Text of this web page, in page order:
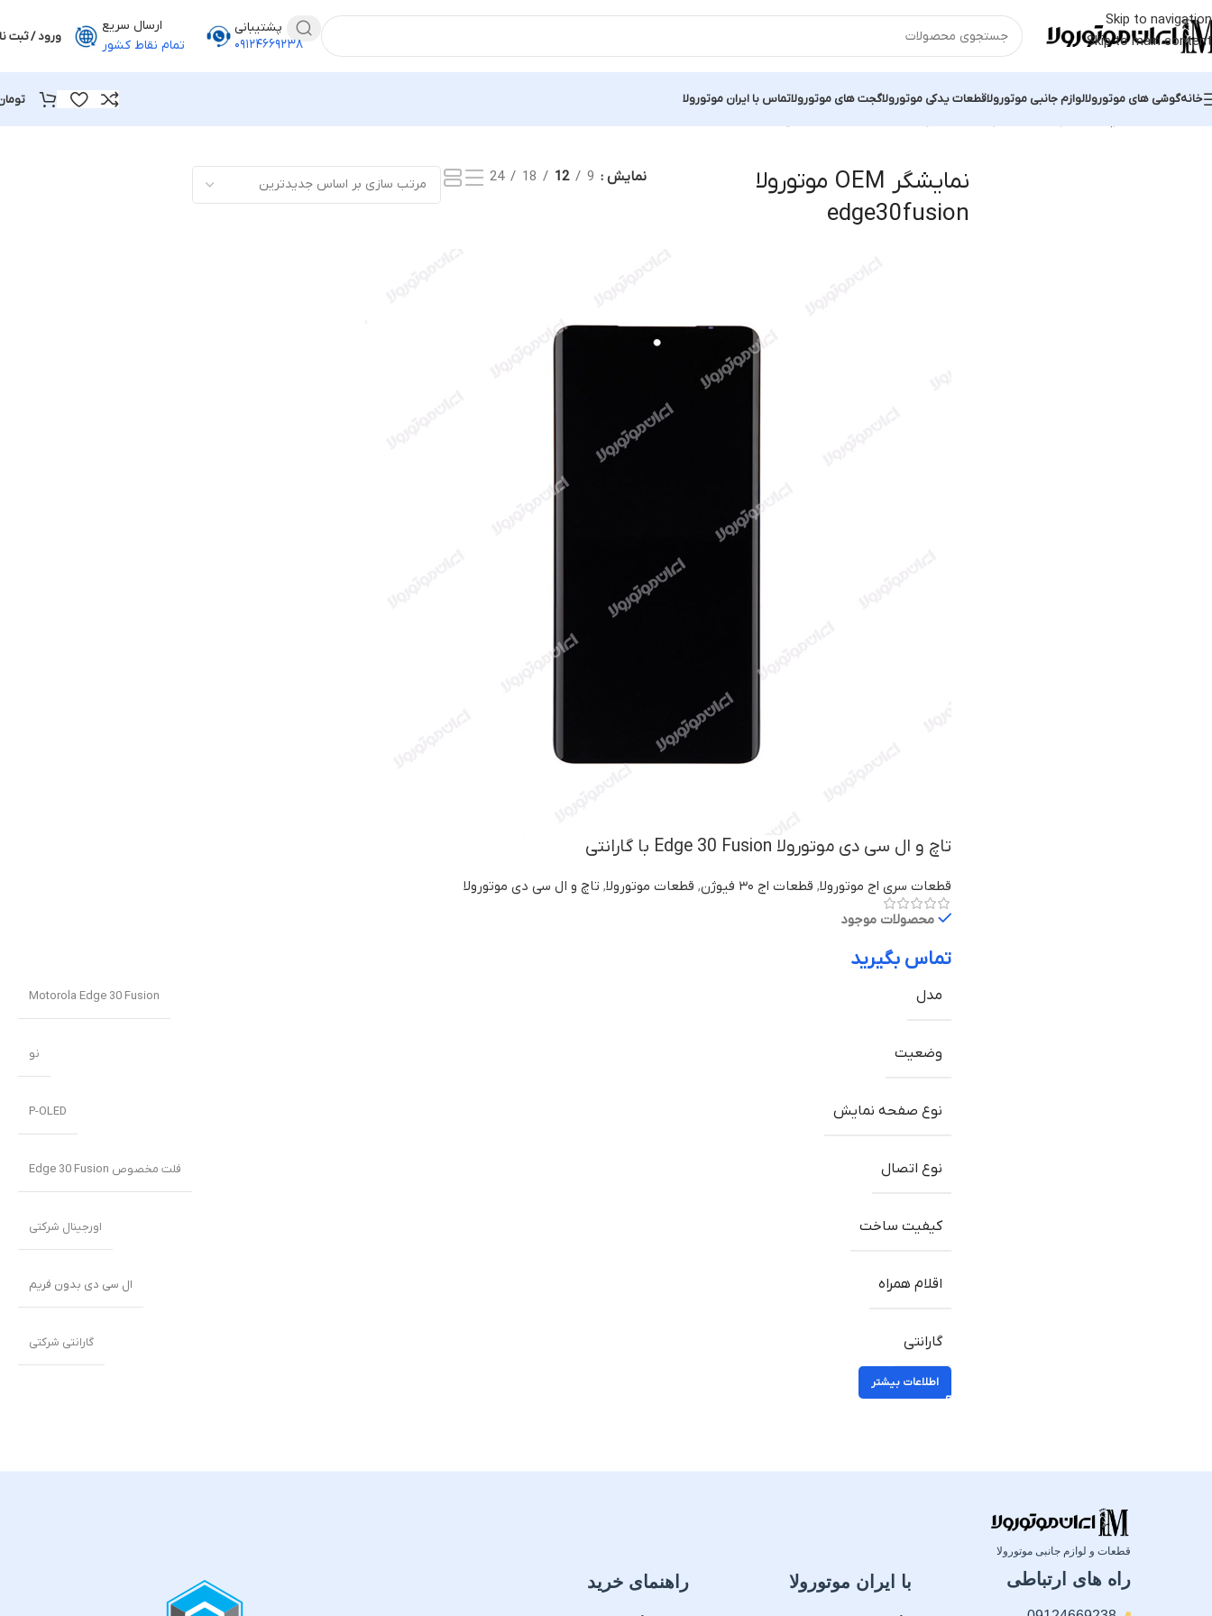
Skip to navigation
Skip to main content
پشتیبانی
۰۹۱۲۴۶۶۹۲۳۸
ارسال سریع
تمام نقاط کشور
ورود / ثبت
خانهگوشی های موتورولالوازم جانبی موتورولاقطعات یدکی موتورولاگجت های موتورولاتماس با ایران موتورولا
نمایشگر OEM موتورولا
edge30fusion
نمایش 9
12
18
24
تاچ و ال سی دی موتورولا Edge 30 Fusion با گارانتی
قطعات سری اج موتورولا, قطعات اج ۳۰ فیوژن , قطعات موتورولا, تاچ و ال سی دی موتورولا
محصولات موجود
تماس بگیرید
مدل Motorola Edge 30 Fusion
وضعیت نو
نوع صفحه نمایش P-OLED
نوع اتصال فلت مخصوص Edge 30 Fusion
کیفیت ساخت اورجینال شرکتی
اقلام همراه ال سی دی بدون فریم
گارانتی گارانتی شرکتی
اطلاعات بیشتر
قطعات و لوازم جانبی موتورولا
راه های ارتباطی با ایران موتورولا راهنمای خرید